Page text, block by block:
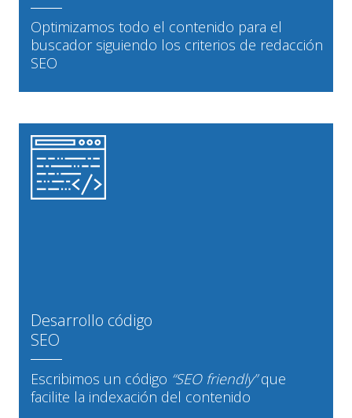
Optimizamos todo el contenido para el
buscador siguiendo los criterios de redacción
SEO
Desarrollo código
SEO
Escribimos un código “SEO friendly”que
facilite la indexación del contenido